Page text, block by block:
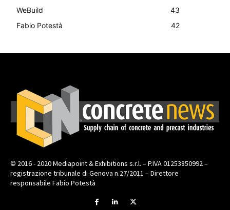
WeBuild
43
Fabio Potestà
42
© 2016 - 2020 Mediapoint & Exhibitions s.r.l. – P.IVA 01253850992 –
registrazione tribunale di Genova n.27/2011 – Direttore
responsabile Fabio Potestà